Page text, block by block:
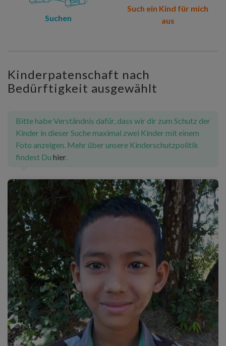
Suchen
Such ein Kind für mich
aus
Kinderpatenschaft nach
Bedürftigkeit ausgewählt
Bitte habe Verständnis dafür, dass wir dir zum Schutz der
Kinder in dieser Suche maximal zwei Kinder mit einem
Foto anzeigen. Mehr über unsere Kinderschutzpolitik
findest Du hier.